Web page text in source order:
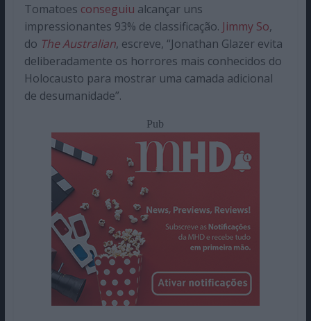
Tomatoes conseguiu alcançar uns
impressionantes 93% de classificação. Jimmy So,
do The Australian, escreve, “Jonathan Glazer evita
deliberadamente os horrores mais conhecidos do
Holocausto para mostrar uma camada adicional
de desumanidade”.
Pub